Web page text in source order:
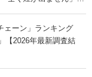
ェーン」ランキング
2026年最新調査結